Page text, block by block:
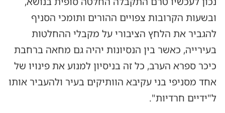
ובשעות הקרובות צפויים ההורים ותומכי הסניף
להגביר את הלחץ הציבורי על מקבלי ההחלטות
בעירייה, כאשר בין הנסיונות יהיה גם מחאה ברחבת
כיכר ספרא הערב, כל זה בניסיון למנוע את פינויו של
אחד מסניפי בני עקיבא הוותיקים בעיר ולהעביר אותו
ל"ידיים חרדיות".